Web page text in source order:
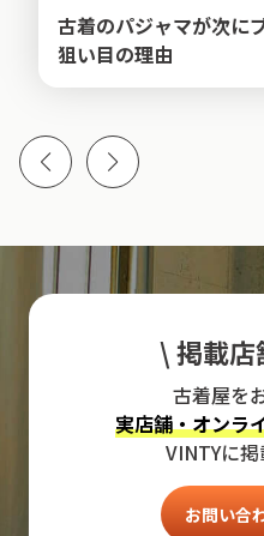
古着のパジャマが次に
狙い目の理由
\ 掲載店
古着屋を
実店舗・オンラ
VINTYに掲
お問い合